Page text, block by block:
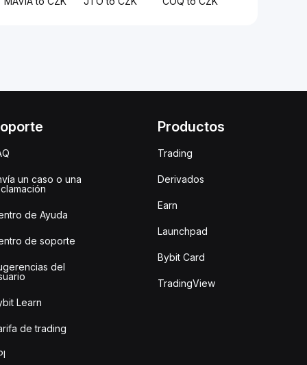
un caso o una
de Ayuda
de soporte
del
Learn
de trading
Productos
Trading
Derivados
Earn
Launchpad
Bybit Card
TradingView